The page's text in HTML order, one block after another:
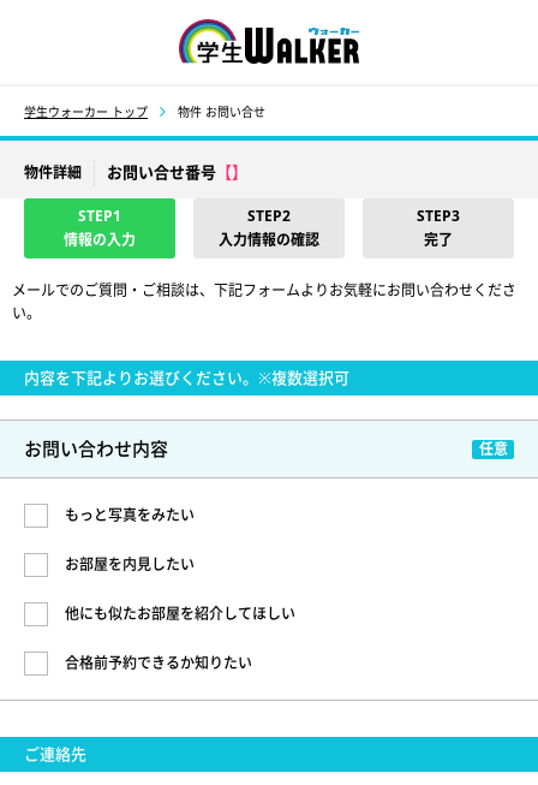
学生ウォーカー トップ 物件 お問い合せ
物件詳細 お問い合せ番号 【】
STEP1
情報の入力
STEP2
入力情報の確認
STEP3
完了
メールでのご質問・ご相談は、下記フォームよりお気軽にお問い合わせくださ
い。
内容を下記よりお選びください。※複数選択可
お問い合わせ内容
もっと写真をみたい
お部屋を内見したい
他にも似たお部屋を紹介してほしい
合格前予約できるか知りたい
ご連絡先